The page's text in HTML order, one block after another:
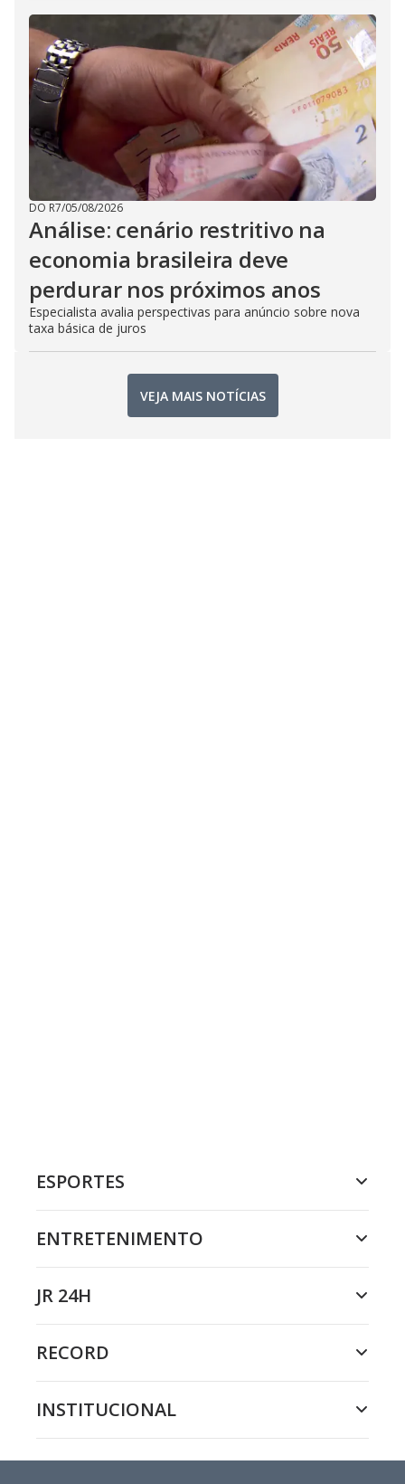
DO R7/05/08/2026
Análise: cenário restritivo na
economia brasileira deve
perdurar nos próximos anos
Especialista avalia perspectivas para anúncio sobre nova
taxa básica de juros
VEJA MAIS NOTÍCIAS
ESPORTES
ENTRETENIMENTO
JR 24H
RECORD
INSTITUCIONAL